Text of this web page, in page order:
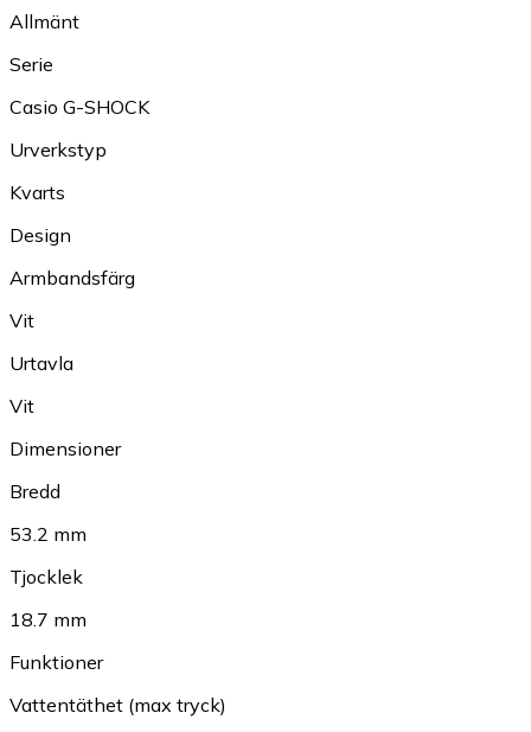
Allmänt
Serie
Casio G-SHOCK
Urverkstyp
Kvarts
Design
Armbandsfärg
Vit
Urtavla
Vit
Dimensioner
Bredd
53.2 mm
Tjocklek
18.7 mm
Funktioner
Vattentäthet (max tryck)